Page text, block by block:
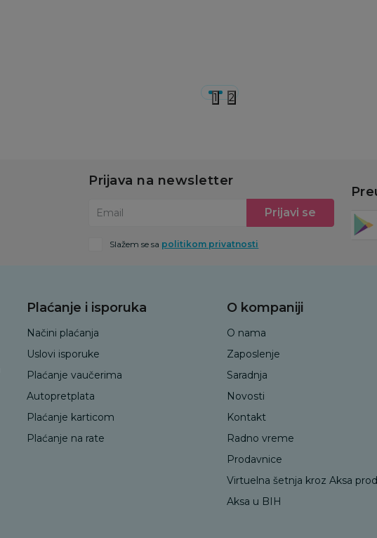
1 2
Prijava na newsletter
Email Prijavi se
Slažem se sa politikom privatnosti
Plaćanje i isporuka
Načini plaćanja
Uslovi isporuke
Plaćanje vaučerima
Autopretplata
Plaćanje karticom
Plaćanje na rate
O kompaniji
O nama
Zaposlenje
Saradnja
Novosti
Kontakt
Radno vreme
Prodavnice
Virtuelna šetnja kroz Aksa
Aksa u BIH